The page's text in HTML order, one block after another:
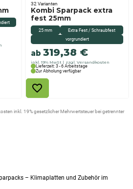
25 mm
Extra Fest / Schraubfest
vorgrundiert
Kombi Sparpack extra
fest 25mm
ab319,38 €
inkl. 19% MwSt zzgl. Versandkosten
32 Varianten
Lieferzeit: 3 - 6 Arbeitstage
Zur Abholung verfügbar
inkl. 19% gesetzlicher Mehrwertsteuer bei getrennter
– Klimaplatten und Zubehör im